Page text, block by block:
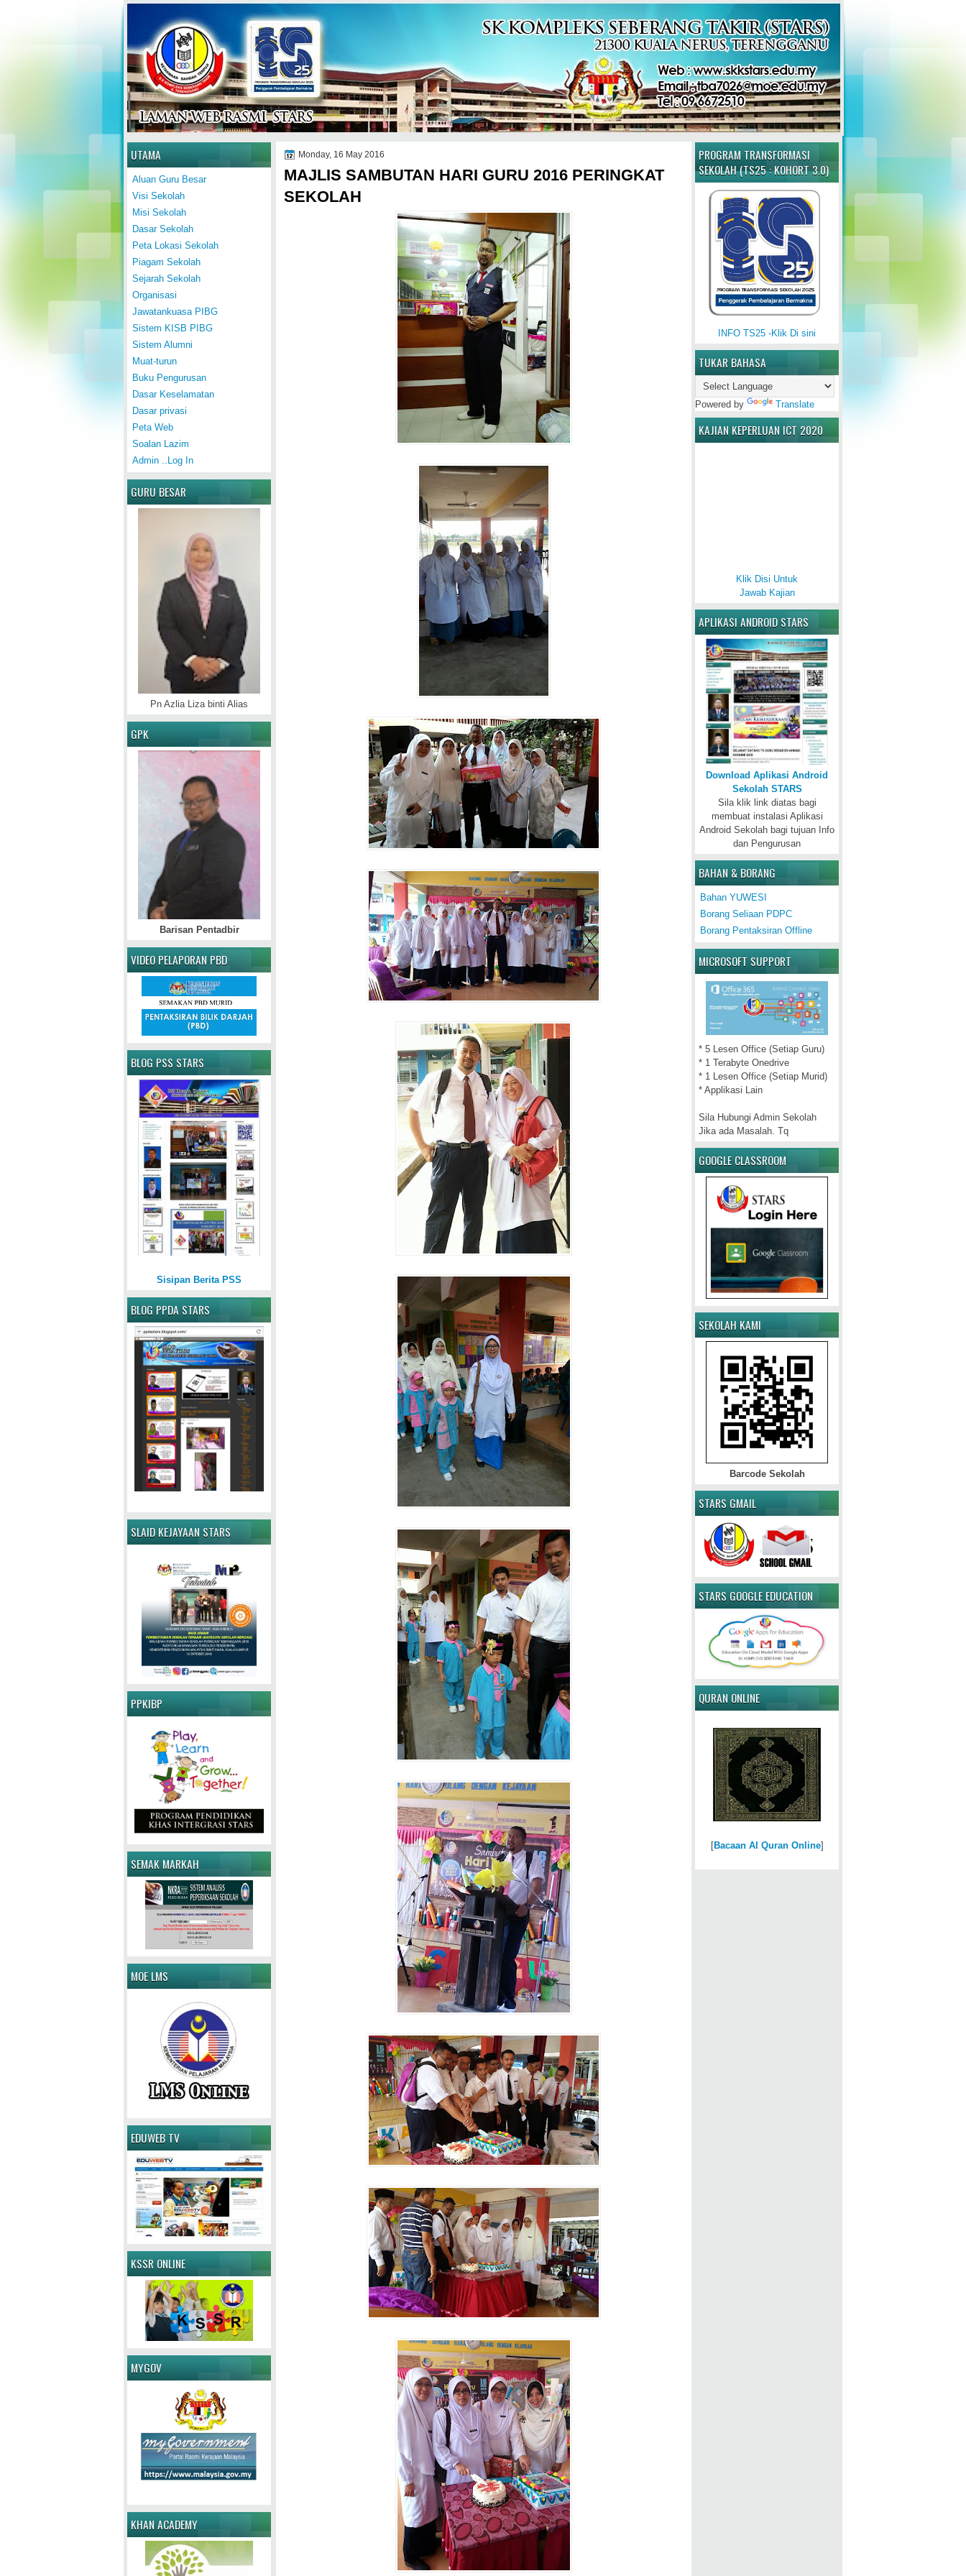
Home
PROGRAM TRANSFORMASI
SEKOLAH (TS25 : KOHORT 3.0)
INFO TS25 -Klik Di sini
TUKAR BAHASA
Powered by Translate
KAJIAN KEPERLUAN ICT 2020
Klik Disi Untuk
Jawab Kajian
APLIKASI ANDROID STARS
Download Aplikasi Android
Sekolah STARS
Sila klik link diatas bagi
membuat instalasi Aplikasi
Android Sekolah bagi tujuan Info
dan Pengurusan
BAHAN & BORANG
Bahan YUWESI
Borang Seliaan PDPC
Borang Pentaksiran Offline
MICROSOFT SUPPORT
* 5 Lesen Office (Setiap Guru)
* 1 Terabyte Onedrive
* 1 Lesen Office (Setiap Murid)
* Applikasi Lain
Sila Hubungi Admin Sekolah
Jika ada Masalah. Tq
GOOGLE CLASSROOM
SEKOLAH KAMI
Barcode Sekolah
STARS GMAIL
STARS GOOGLE EDUCATION
QURAN ONLINE
[Bacaan Al Quran Online]
Monday, 16 May 2016
MAJLIS SAMBUTAN HARI GURU 2016 PERINGKAT
SEKOLAH
UTAMA
Aluan Guru Besar
Visi Sekolah
Misi Sekolah
Dasar Sekolah
Peta Lokasi Sekolah
Piagam Sekolah
Sejarah Sekolah
Organisasi
Jawatankuasa PIBG
Sistem KISB PIBG
Sistem Alumni
Muat-turun
Buku Pengurusan
Dasar Keselamatan
Dasar privasi
Peta Web
Soalan Lazim
Admin ..Log In
GURU BESAR
Pn Azlia Liza binti Alias
GPK
Barisan Pentadbir
VIDEO PELAPORAN PBD
BLOG PSS STARS
Sisipan Berita PSS
BLOG PPDA STARS
SLAID KEJAYAAN STARS
PPKIBP
SEMAK MARKAH
MOE LMS
EDUWEB TV
KSSR ONLINE
MYGOV
KHAN ACADEMY